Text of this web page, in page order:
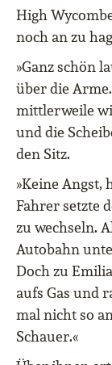
High
noch an zu
»Ganz schön
über die
mittlerweile
und die
den Sitz.
»Keine
Fahrer setzte
zu wechseln.
Autobahn
Doch zu
aufs Gas und
mal nicht so
Schauer.«